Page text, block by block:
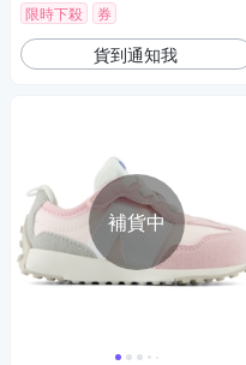
限時下殺
券
貨到通知我
補貨中